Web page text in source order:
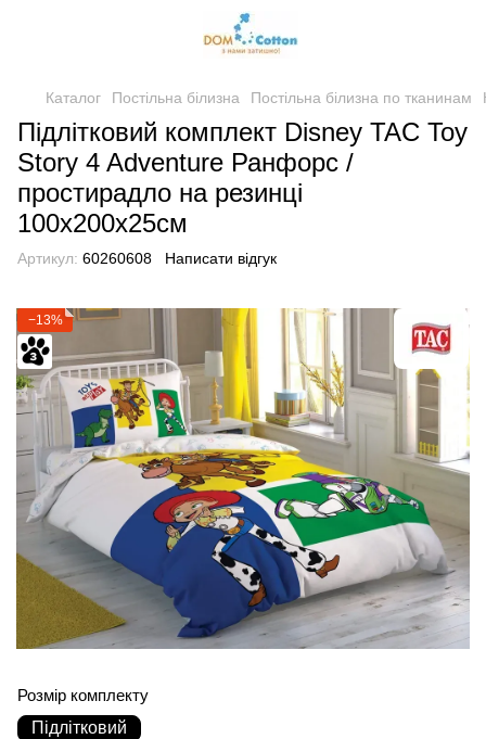
Каталог Постільна білизна Постільна білизна по тканинам
Підлітковий комплект Disney TAC Toy
Story 4 Adventure Ранфорс /
простирадло на резинці
100х200х25см
Артикул: 60260608 Написати відгук
−13%
Розмір комплекту
Підлітковий